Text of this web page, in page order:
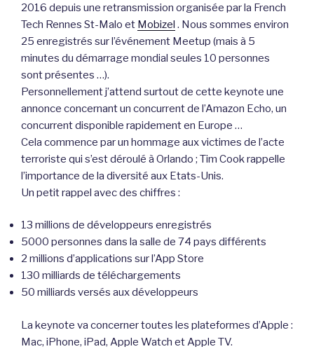
2016 depuis une retransmission organisée par la French
Tech Rennes St-Malo et Mobizel . Nous sommes environ
25 enregistrés sur l’événement Meetup (mais à 5
minutes du démarrage mondial seules 10 personnes
sont présentes …).
Personnellement j’attend surtout de cette keynote une
annonce concernant un concurrent de l’Amazon Echo, un
concurrent disponible rapidement en Europe …
Cela commence par un hommage aux victimes de l’acte
terroriste qui s’est déroulé à Orlando ; Tim Cook rappelle
l’importance de la diversité aux Etats-Unis.
Un petit rappel avec des chiffres :
13 millions de développeurs enregistrés
5000 personnes dans la salle de 74 pays différents
2 millions d’applications sur l’App Store
130 milliards de téléchargements
50 milliards versés aux développeurs
La keynote va concerner toutes les plateformes d’Apple :
Mac, iPhone, iPad, Apple Watch et Apple TV.